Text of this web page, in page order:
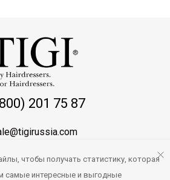
201 75 87
чтобы получать статистику, которая
самые интересные и выгодные